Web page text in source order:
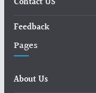
Feedback
Pages
About Us